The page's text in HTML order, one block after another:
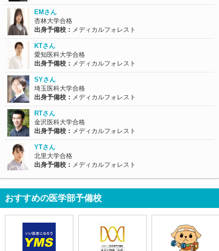
EMさん
杏林大学合格
出身予備校： メディカルフォレスト
KTさん
愛知医科大学合格
出身予備校： メディカルフォレスト
SYさん
埼玉医科大学合格
出身予備校： メディカルフォレスト
RTさん
金沢医科大学合格
出身予備校： メディカルフォレスト
YTさん
北里大学合格
出身予備校： メディカルフォレスト
おすすめの医学部予備校